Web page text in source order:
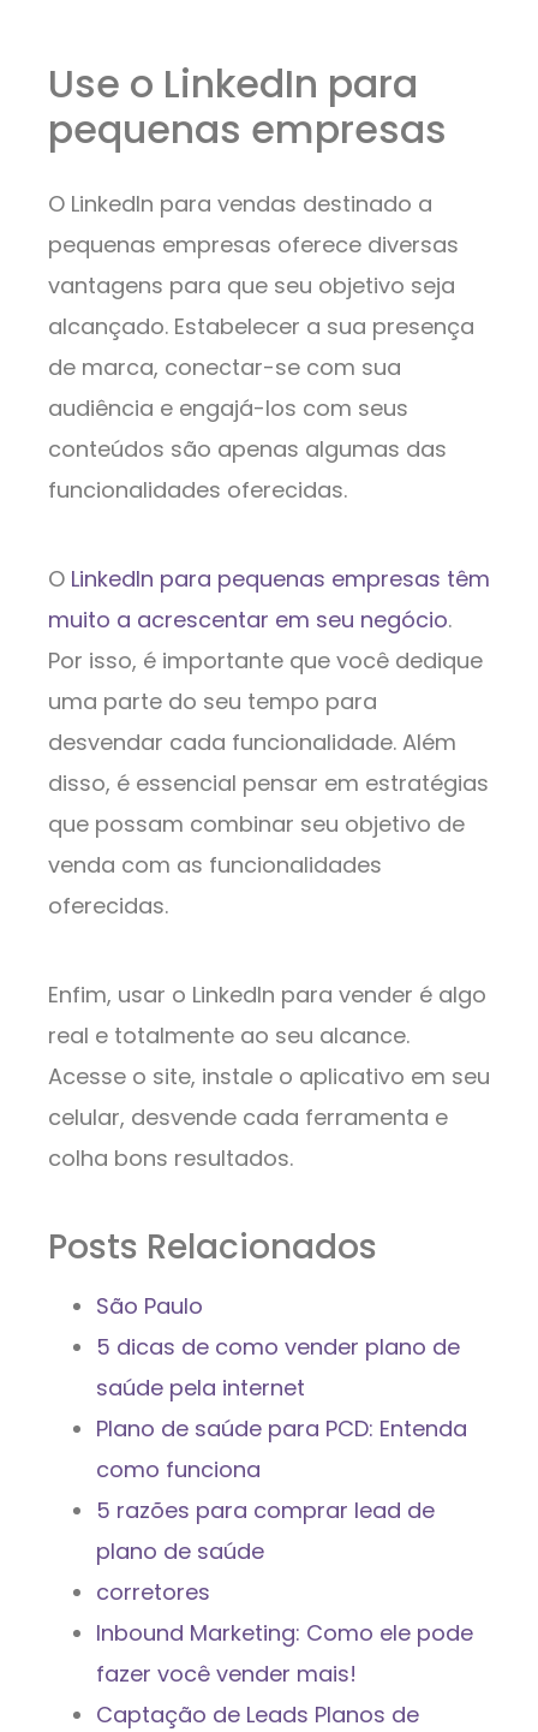
Use o LinkedIn para
pequenas empresas
O LinkedIn para vendas destinado a
pequenas empresas oferece diversas
vantagens para que seu objetivo seja
alcançado. Estabelecer a sua presença
de marca, conectar-se com sua
audiência e engajá-los com seus
conteúdos são apenas algumas das
funcionalidades oferecidas.
O LinkedIn para pequenas empresas têm
muito a acrescentar em seu negócio.
Por isso, é importante que você dedique
uma parte do seu tempo para
desvendar cada funcionalidade. Além
disso, é essencial pensar em estratégias
que possam combinar seu objetivo de
venda com as funcionalidades
oferecidas.
Enfim, usar o LinkedIn para vender é algo
real e totalmente ao seu alcance.
Acesse o site, instale o aplicativo em seu
celular, desvende cada ferramenta e
colha bons resultados.
Posts Relacionados
São Paulo
5 dicas de como vender plano de
saúde pela internet
Plano de saúde para PCD: Entenda
como funciona
5 razões para comprar lead de
plano de saúde
corretores
Inbound Marketing: Como ele pode
fazer você vender mais!
Captação de Leads Planos de